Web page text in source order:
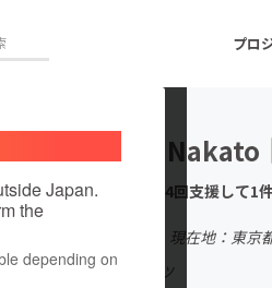
プロ
ェクト 注目のリターン
真
Japan.
the
depending on
Haruna Nakato
これまでに4回支援して1
現在地：東京
出身国：ドイツ